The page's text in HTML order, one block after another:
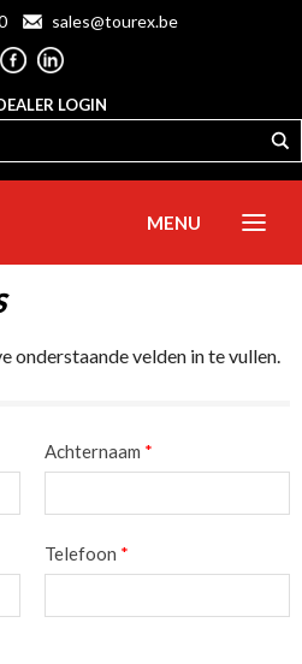
sales@tourex.be
LOGIN
MENU
onderstaande velden in te vullen.
Achternaam *
Telefoon *